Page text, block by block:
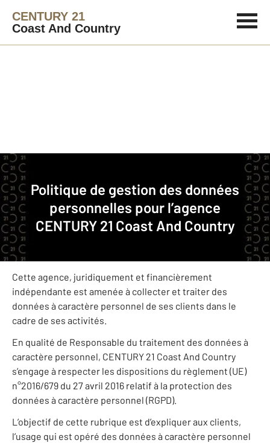
CENTURY 21
Coast And Country
Politique de gestion des données
personnelles pour l’agence
CENTURY 21 Coast And Country
Immobilier
Politique de gestion des données personnelles pour l’agence CENTURY 21
Coast And Country
CENTURY 21 Coast And Country est une agence
immobilière franchisée membre du réseau de franchise
CENTURY 21.
Cette agence, juridiquement et financièrement
indépendante est amenée à collecter et traiter des
données à caractère personnel de ses clients dans le
cadre de ses activités.
En qualité de Responsable du traitement des données à
caractère personnel, CENTURY 21 Coast And Country
s’engage à respecter les dispositions du règlement (UE)
n°2016/679 du 27 avril 2016 relatif à la protection des
données à caractère personnel (RGPD).
L’objectif de cette rubrique est d’expliquer aux clients,
l’usage qui est opéré des données à caractère personnel